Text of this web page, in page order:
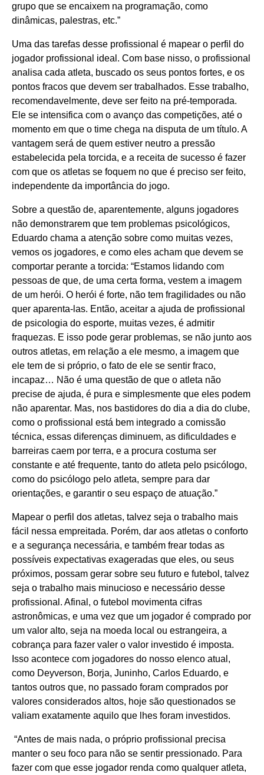
grupo que se encaixem na programação, como
dinâmicas, palestras, etc.”
Uma das tarefas desse profissional é mapear o perfil do
jogador profissional ideal. Com base nisso, o profissional
analisa cada atleta, buscado os seus pontos fortes, e os
pontos fracos que devem ser trabalhados. Esse trabalho,
recomendavelmente, deve ser feito na pré-temporada.
Ele se intensifica com o avanço das competições, até o
momento em que o time chega na disputa de um título. A
vantagem será de quem estiver neutro a pressão
estabelecida pela torcida, e a receita de sucesso é fazer
com que os atletas se foquem no que é preciso ser feito,
independente da importância do jogo.
Sobre a questão de, aparentemente, alguns jogadores
não demonstrarem que tem problemas psicológicos,
Eduardo chama a atenção sobre como muitas vezes,
vemos os jogadores, e como eles acham que devem se
comportar perante a torcida: “Estamos lidando com
pessoas de que, de uma certa forma, vestem a imagem
de um herói. O herói é forte, não tem fragilidades ou não
quer aparenta-las. Então, aceitar a ajuda de profissional
de psicologia do esporte, muitas vezes, é admitir
fraquezas. E isso pode gerar problemas, se não junto aos
outros atletas, em relação a ele mesmo, a imagem que
ele tem de si próprio, o fato de ele se sentir fraco,
incapaz… Não é uma questão de que o atleta não
precise de ajuda, é pura e simplesmente que eles podem
não aparentar. Mas, nos bastidores do dia a dia do clube,
como o profissional está bem integrado a comissão
técnica, essas diferenças diminuem, as dificuldades e
barreiras caem por terra, e a procura costuma ser
constante e até frequente, tanto do atleta pelo psicólogo,
como do psicólogo pelo atleta, sempre para dar
orientações, e garantir o seu espaço de atuação.”
Mapear o perfil dos atletas, talvez seja o trabalho mais
fácil nessa empreitada. Porém, dar aos atletas o conforto
e a segurança necessária, e também frear todas as
possíveis expectativas exageradas que eles, ou seus
próximos, possam gerar sobre seu futuro e futebol, talvez
seja o trabalho mais minucioso e necessário desse
profissional. Afinal, o futebol movimenta cifras
astronômicas, e uma vez que um jogador é comprado por
um valor alto, seja na moeda local ou estrangeira, a
cobrança para fazer valer o valor investido é imposta.
Isso acontece com jogadores do nosso elenco atual,
como Deyverson, Borja, Juninho, Carlos Eduardo, e
tantos outros que, no passado foram comprados por
valores considerados altos, hoje são questionados se
valiam exatamente aquilo que lhes foram investidos.
“Antes de mais nada, o próprio profissional precisa
manter o seu foco para não se sentir pressionado. Para
fazer com que esse jogador renda como qualquer atleta,